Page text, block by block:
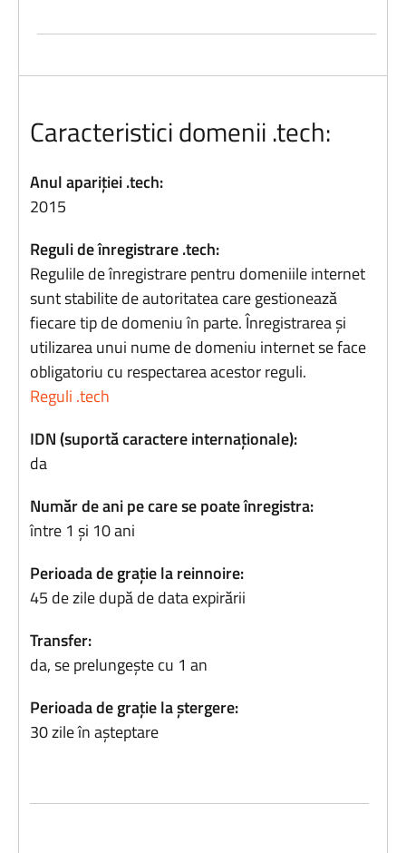
Caracteristici domenii .tech:
Anul apariției .tech:
2015
Reguli de înregistrare .tech:
Regulile de înregistrare pentru domeniile internet
sunt stabilite de autoritatea care gestionează
fiecare tip de domeniu în parte. Înregistrarea și
utilizarea unui nume de domeniu internet se face
obligatoriu cu respectarea acestor reguli.
Reguli .tech
IDN (suportă caractere internaționale):
da
Număr de ani pe care se poate înregistra:
între 1 și 10 ani
Perioada de grație la reinnoire:
45 de zile după de data expirării
Transfer:
da, se prelungește cu 1 an
Perioada de grație la ștergere:
30 zile în așteptare